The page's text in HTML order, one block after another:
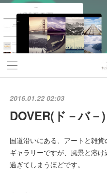
2016.01.22 02:03
DOVER(ド－バ－)
国道沿いにある、アートと雑
ギャラリーですが、風景と溶
過ぎてしまうほどです。